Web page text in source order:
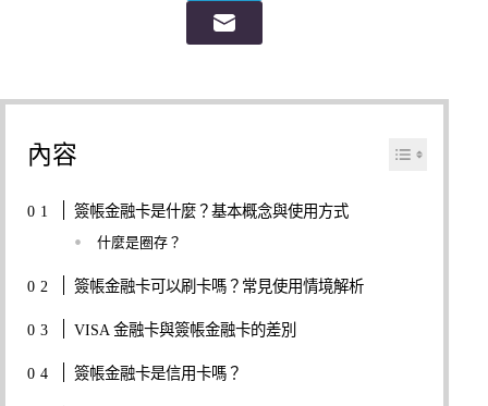
內容
簽帳金融卡是什麼？基本概念與使用方式
什麼是圈存？
簽帳金融卡可以刷卡嗎？常見使用情境解析
VISA 金融卡與簽帳金融卡的差別
簽帳金融卡是信用卡嗎？